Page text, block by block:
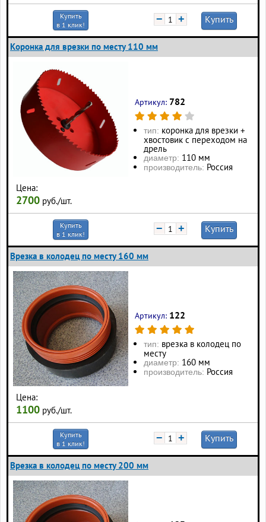
Купить
в 1 клик!
− + Купить
Коронка для врезки по месту 110 мм
Цена:
2700 руб./шт.
Артикул: 782
тип: коронка для врезки +
хвостовик с переходом на
дрель
диаметр: 110 мм
производитель: Россия
Купить
в 1 клик!
− + Купить
Врезка в колодец по месту 160 мм
Цена:
1100 руб./шт.
Артикул: 122
тип: врезка в колодец по
месту
диаметр: 160 мм
производитель: Россия
Купить
в 1 клик!
− + Купить
Врезка в колодец по месту 200 мм